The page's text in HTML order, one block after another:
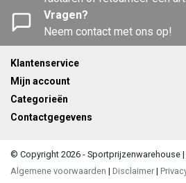
Vragen?
Neem contact met ons op!
Klantenservice
Mijn account
Categorieën
Contactgegevens
© Copyright 2026 - Sportprijzenwarehouse
Algemene voorwaarden | Disclaimer |